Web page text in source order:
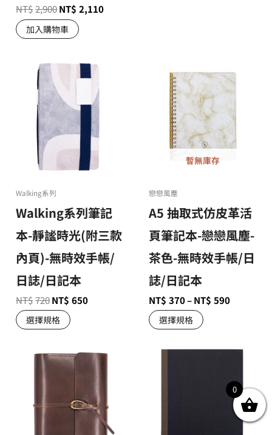
NT$2,900NT$ 2,110
加入購物車
Walking系列
Walking系列筆記
本-靜謐時光(附三款
內頁)-無時效手帳/
日誌/日記本
NT$720NT$ 650
選擇規格
暫無庫存
戀戀風塵
A5 抽取式仿皮革活
頁筆記本-戀戀風塵-
茶色-無時效手帳/日
誌/日記本
NT$ 370–NT$ 590
選擇規格
0